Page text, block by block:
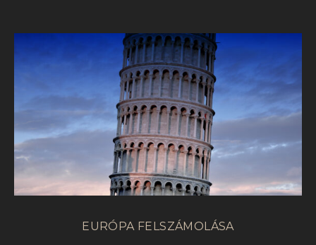
EURÓPA FELSZÁMOLÁSA